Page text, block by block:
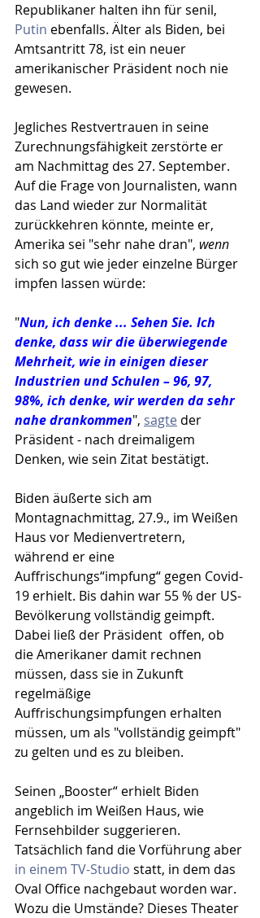
Republikaner halten ihn für senil,
Putin ebenfalls. Älter als Biden, bei
Amtsantritt 78, ist ein neuer
amerikanischer Präsident noch nie
gewesen.
Jegliches Restvertrauen in seine
Zurechnungsfähigkeit zerstörte er
am Nachmittag des 27. September.
Auf die Frage von Journalisten, wann
das Land wieder zur Normalität
zurückkehren könnte, meinte er,
Amerika sei "sehr nahe dran", wenn
sich so gut wie jeder einzelne Bürger
impfen lassen würde:
"Nun, ich denke ... Sehen Sie. Ich
denke, dass wir die überwiegende
Mehrheit, wie in einigen dieser
Industrien und Schulen – 96, 97,
98%, ich denke, wir werden da sehr
nahe drankommen", sagte der
Präsident - nach dreimaligem
Denken, wie sein Zitat bestätigt.
Biden äußerte sich am
Montagnachmittag, 27.9., im Weißen
Haus vor Medienvertretern,
während er eine
Auffrischungs“impfung“ gegen Covid-
19 erhielt. Bis dahin war 55 % der US-
Bevölkerung vollständig geimpft.
Dabei ließ der Präsident  offen, ob
die Amerikaner damit rechnen
müssen, dass sie in Zukunft
regelmäßige
Auffrischungsimpfungen erhalten
müssen, um als "vollständig geimpft"
zu gelten und es zu bleiben.
Seinen „Booster“ erhielt Biden
angeblich im Weißen Haus, wie
Fernsehbilder suggerieren.
Tatsächlich fand die Vorführung aber
in einem TV-Studio statt, in dem das
Oval Office nachgebaut worden war.
Wozu die Umstände? Dieses Theater